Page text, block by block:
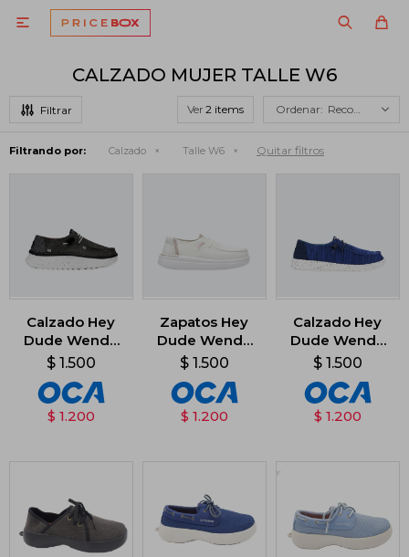

CALZADO MUJER TALLE W6
Ver Recomendados
Filtrando por: Calzado Talle W6 Quitar filtros
Calzado Hey
Dude Wendy
Peak
Negro
$ 1.500
$ 1.200
Zapatos Hey
Dude Wendy
Rise - Blanco
$ 1.500
$ 1.200
Calzado Hey
Dude Wendy
Sport Mesh -
$ 1.500
$ 1.200